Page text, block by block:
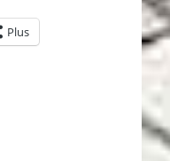
Plus